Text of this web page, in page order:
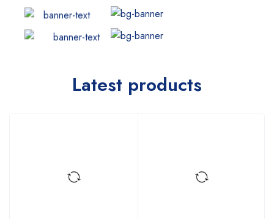
Latest products